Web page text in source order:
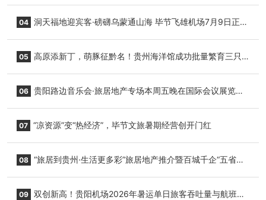
04 洞天福地迎宾客·磅礴乌蒙通山海 毕节飞雄机场7月9日正式
05 高原添新丁，萌豚征黔名！贵州海洋馆成功批量繁育三只
06 贵阳路边音乐会·旅居地产专场本周五晚在国际会议展览中
07 “凉资源”变“热经济”，毕节文旅暑期经营创开门红
08 “旅居到贵州·生活更多彩”旅居地产推介暨百城千企“五省
09 双创新高！贵阳机场2026年暑运单日旅客吞吐量与航班起